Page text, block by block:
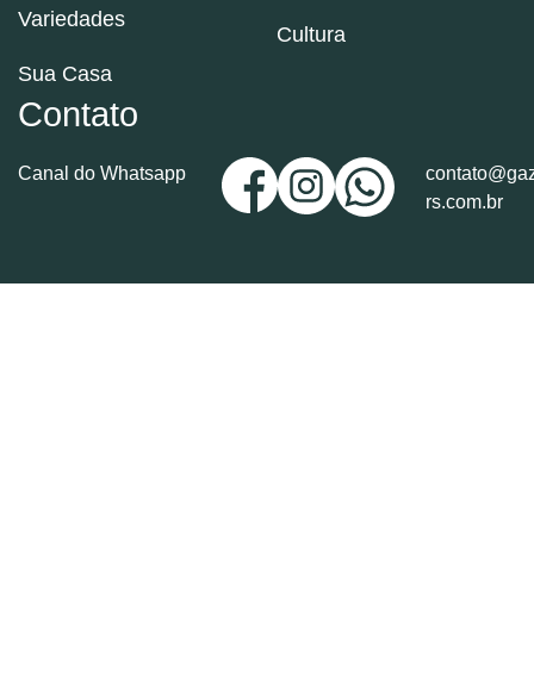
Variedades
Sua Casa
Cultura
Contato
Canal do Whatsapp
rs.com.br